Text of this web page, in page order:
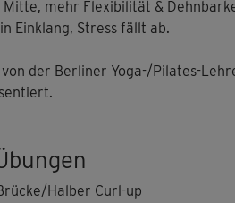
mehr Flexibilität &
Einklang, Stress fällt ab.
von der Berliner Yoga-/Pilates-
Halber Curl-up